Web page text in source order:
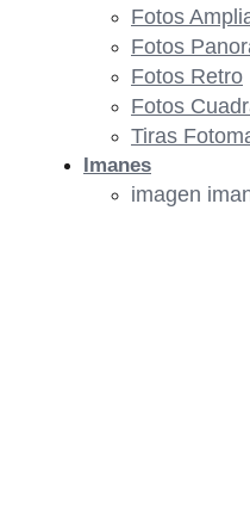
Fotos
Fotos
Fotos Retro
Fotos
Tiras
Imanes
imagen